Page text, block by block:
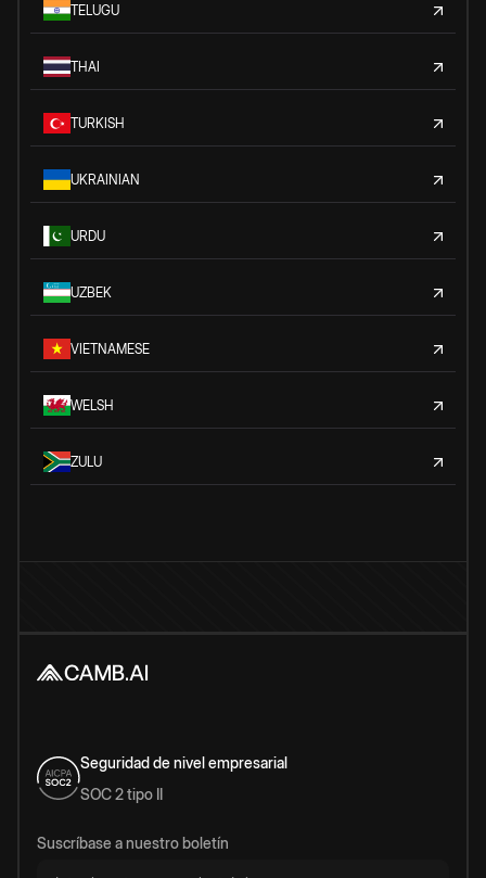
TELUGU
THAI
TURKISH
UKRAINIAN
URDU
UZBEK
VIETNAMESE
WELSH
ZULU
Seguridad de nivel empresarial
SOC 2 tipo II
Suscríbase a nuestro boletín